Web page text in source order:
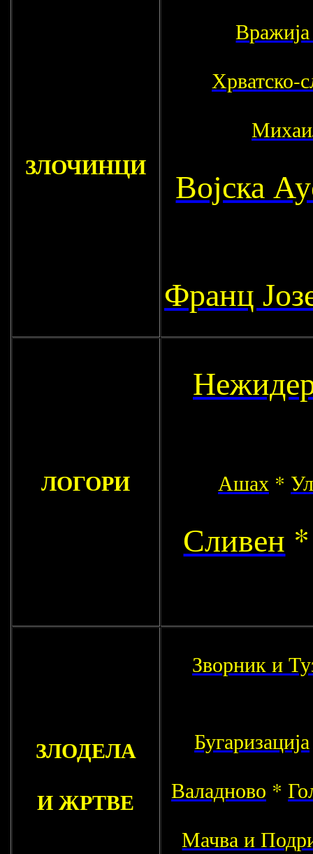
ЗЛОЧИНЦИ
Хрватско-
Војска
Франц
ЛОГОРИ Ашах *
Сливен
ЗЛОДЕЛА
И ЖРТВЕ
Зворник и
Бугаризација
Валадново *
Мачва и